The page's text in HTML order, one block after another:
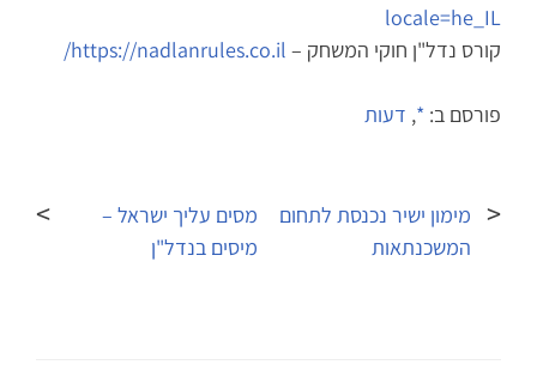
locale=he_IL
קורס נדל"ן חוקי המשחק –https://nadlanrules.co.il/
פורסם ב:*
,דעות
מימון ישיר נכנסת לתחום
המשכנתאות
מסים עליך ישראל –
מיסים בנדל"ן